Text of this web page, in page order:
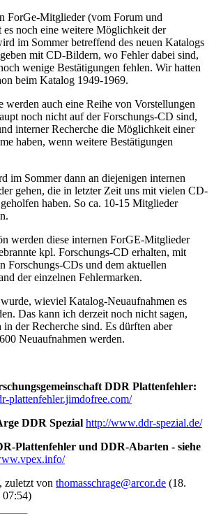
ForGe-Mitglieder (vom Forum und
es noch eine weitere Möglichkeit der
im Sommer betreffend des neuen Katalogs
mit CD-Bildern, wo Fehler dabei sind,
wenige Bestätigungen fehlen. Wir hatten
beim Katalog 1949-1969.
werden auch eine Reihe von Vorstellungen
noch nicht auf der Forschungs-CD sind,
interner Recherche die Möglichkeit einer
haben, wenn weitere Bestätigungen
im Sommer dann an diejenigen internen
gehen, die in letzter Zeit uns mit vielen CD-
haben. So ca. 10-15 Mitglieder
werden diese internen ForGE-Mitglieder
kpl. Forschungs-CD erhalten, mit
Forschungs-CDs und dem aktuellen
der einzelnen Fehlermarken.
wieviel Katalog-Neuaufnahmen es
Das kann ich derzeit noch nicht sagen,
der Recherche sind. Es dürften aber
Neuaufnahmen werden.
DDR Plattenfehler:
plattenfehler.jimdofree.com/
DDR Spezial http://www.ddr-spezial.de/
Plattenfehler und DDR-Abarten - siehe
zuletzt von thomasschrage@arcor.de (18.
)